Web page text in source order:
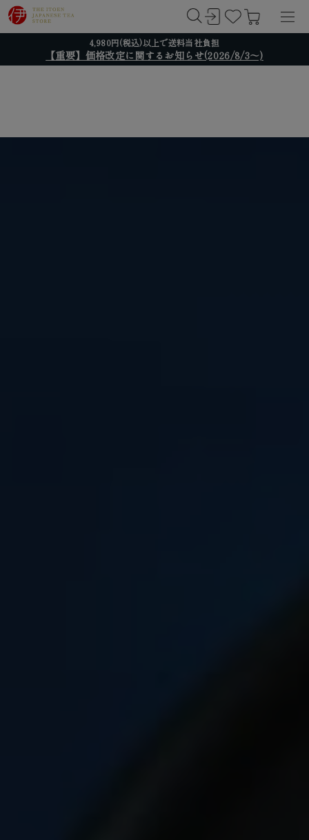
4,980円(税込)以上で送料当社負担
【重要】価格改定に関するお知らせ(2026/8/3～)